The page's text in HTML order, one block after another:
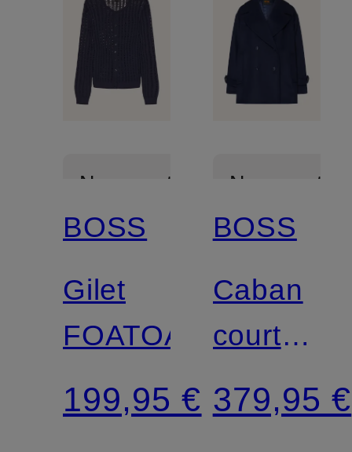
Nouveautés
Mix &
Match
BOSS
Gilet
FOATOAS
199,95 €
Nouveautés
BOSS
Caban
court
379,95 €